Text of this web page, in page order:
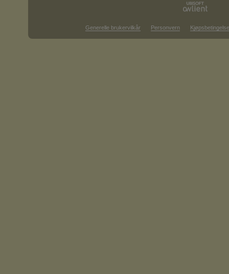
Generelle brukervilkår Personvern